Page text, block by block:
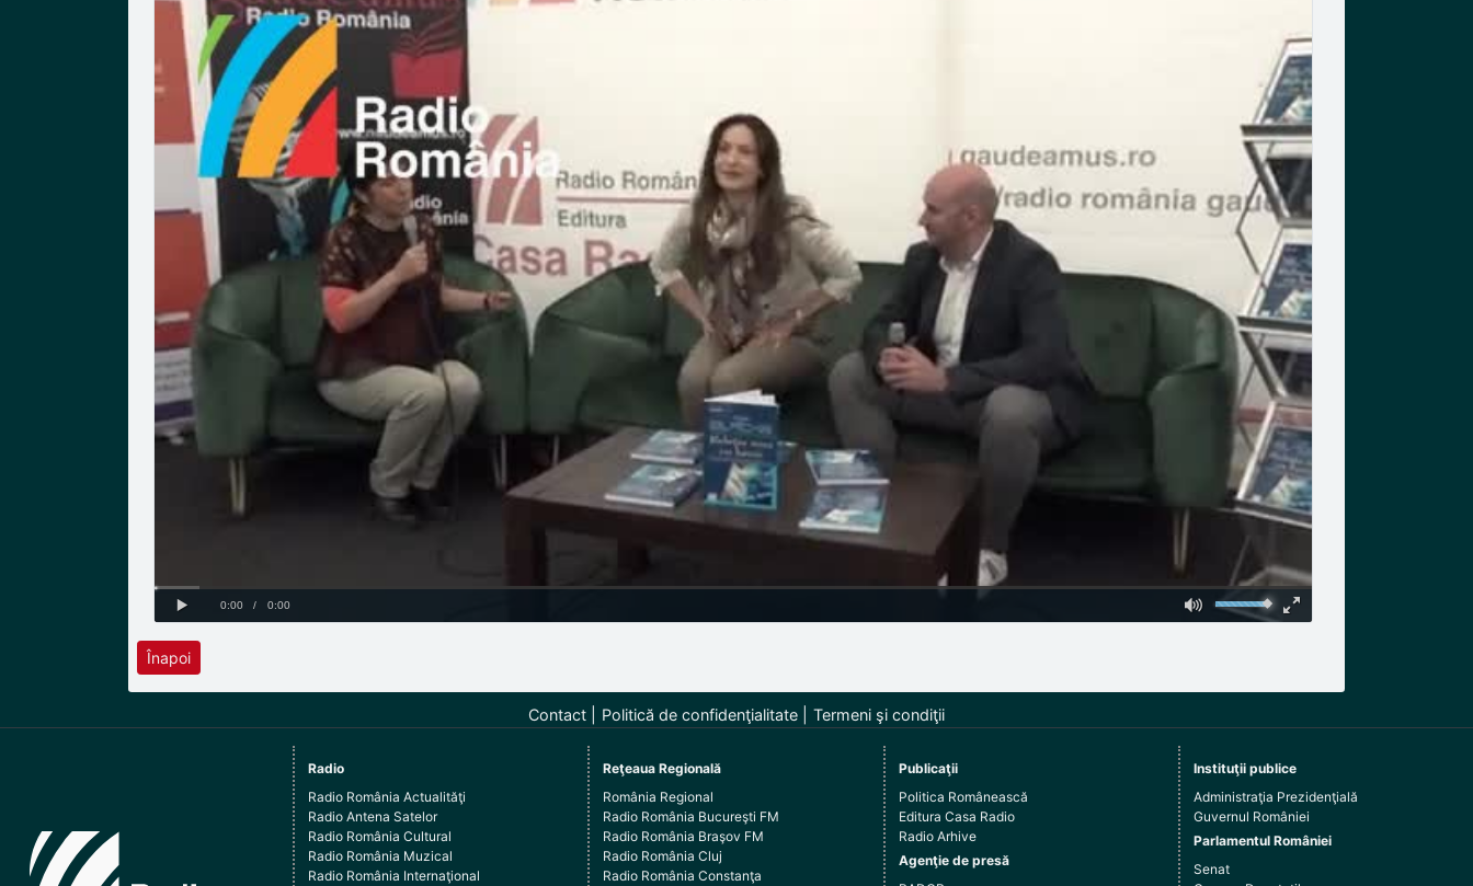
Înapoi
Contact Politică de confidenţialitate Termeni şi condiţii
Radio
Radio România Actualităţi
Radio Antena Satelor
Radio România Cultural
Radio România Muzical
Radio România Internaţional
Reţeaua Regională
România Regional
Radio România Bucureşti FM
Radio România Braşov FM
Radio România Cluj
Radio România Constanţa
Publicaţii
Politica Românească
Editura Casa Radio
Radio Arhive
Agenţie de presă
Instituţii publice
Administraţia Prezidenţială
Guvernul României
Parlamentul României
Senat